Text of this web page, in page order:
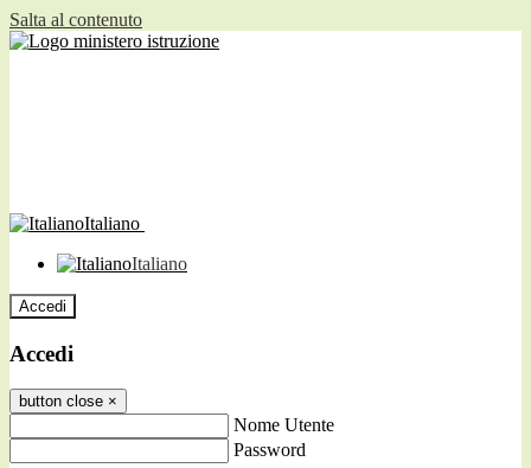
Salta al contenuto
Italiano
Italiano
Accedi
Accedi
button close ×
Nome Utente
Password